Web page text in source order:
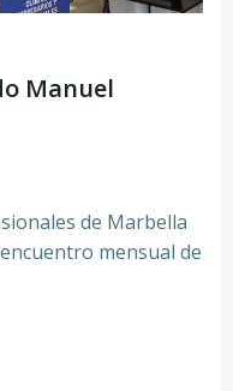
Manuel
de Marbella
mensual de